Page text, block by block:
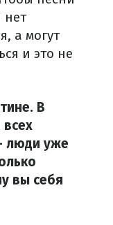
нет
а могут
и это не
В
люди уже
вы себя